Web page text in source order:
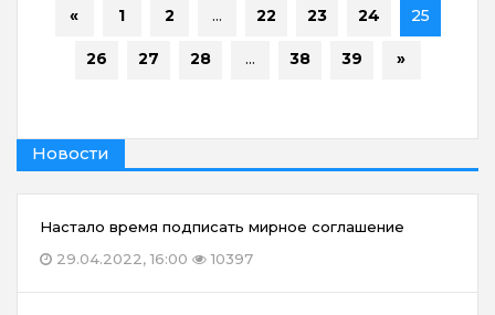
« 1 2 ... 22 23 24 25
26 27 28 ... 38 39 »
Новости
Настало время подписать мирное соглашение
29.04.2022, 16:00
10397